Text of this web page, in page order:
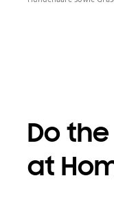
Do
at